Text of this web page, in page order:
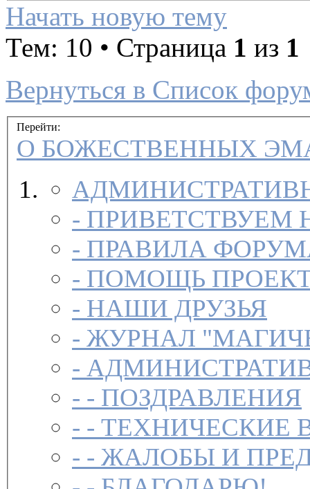
Начать новую тему
Тем: 10 • Страница 1 из 1
Вернуться в Список
Перейти:
О БОЖЕСТВЕННЫХ
- ПРИВЕТСТВУЕМ
-
ПРАВИЛА
- ПОМОЩЬ
- НАШИ ДРУЗЬЯ
- ЖУРНАЛ
-
- - ПОЗДРАВЛЕНИЯ
- - ТЕХНИЧЕСКИЕ
- - ЖАЛОБЫ И